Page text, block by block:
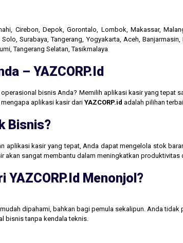
Cirebon, Depok, Gorontalo, Lombok, Makassar,
Surabaya, Tangerang, Yogyakarta, Aceh,
Tangerang Selatan, Tasikmalaya
– YAZCORP.id
bisnis Anda? Memilih aplikasi kasir yang tepat
aplikasi kasir dariYAZCORP.id adalah pilihan
Bisnis?
aplikasi kasir yang tepat, Anda dapat mengelola stok
akan sangat membantu dalam meningkatkan
YAZCORP.id Menonjol?
dipahami, bahkan bagi pemula sekalipun. Anda
bisnis tanpa kendala teknis.